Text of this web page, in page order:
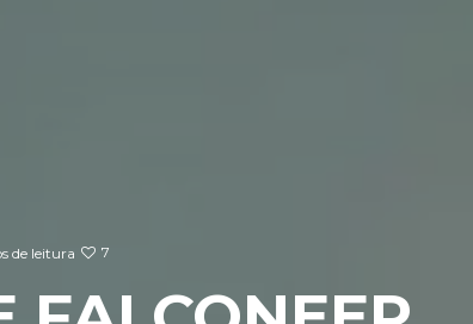
de leitura 7